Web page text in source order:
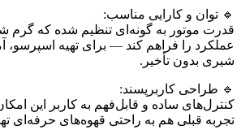
🔹 توان و کارایی مناسب:
قدرت موتور به‌ گونه‌ای تنظیم شده که گرم
عملکرد را فراهم کند — برای تهیه اسپرسو،
شیری بدون تأخیر.
🔹 طراحی کاربرپسند:
کنترل‌های ساده و قابل‌فهم به کاربر این
تجربه قبلی هم به‌ راحتی قهوه‌های حرفه‌ای